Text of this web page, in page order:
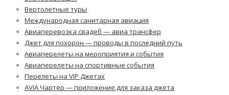
Вертолетные туры
Международная санитарная авиация
Авиаперевозка свадеб — авиа трансфер
Джет для похорон — проводы в последний путь
Авиаперелеты на мероприятия и события
Авиаперелеты на спортивные события
Перелеты на VIP Джетах
AVIA Чартер — приложение для заказа джета